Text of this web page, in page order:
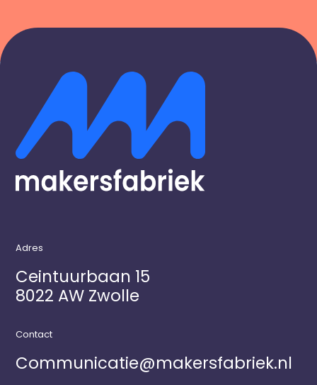
Adres
Ceintuurbaan 15
8022 AW Zwolle
Contact
Communicatie@makersfabriek.nl